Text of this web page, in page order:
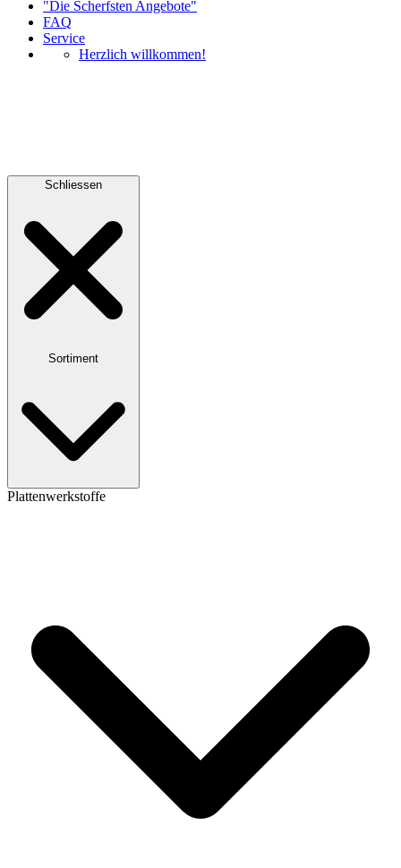
"Die Scherfsten Angebote"
FAQ
Service
Herzlich willkommen!
Schliessen
Sortiment
Plattenwerkstoffe